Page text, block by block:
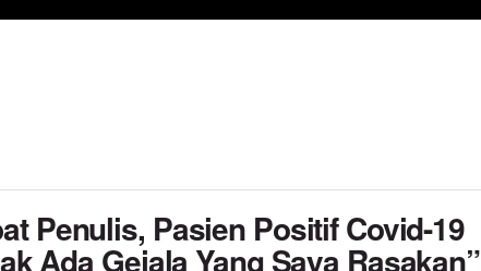
Penulis, Pasien Positif Covid-19
Ada Gejala Yang Saya Rasakan”